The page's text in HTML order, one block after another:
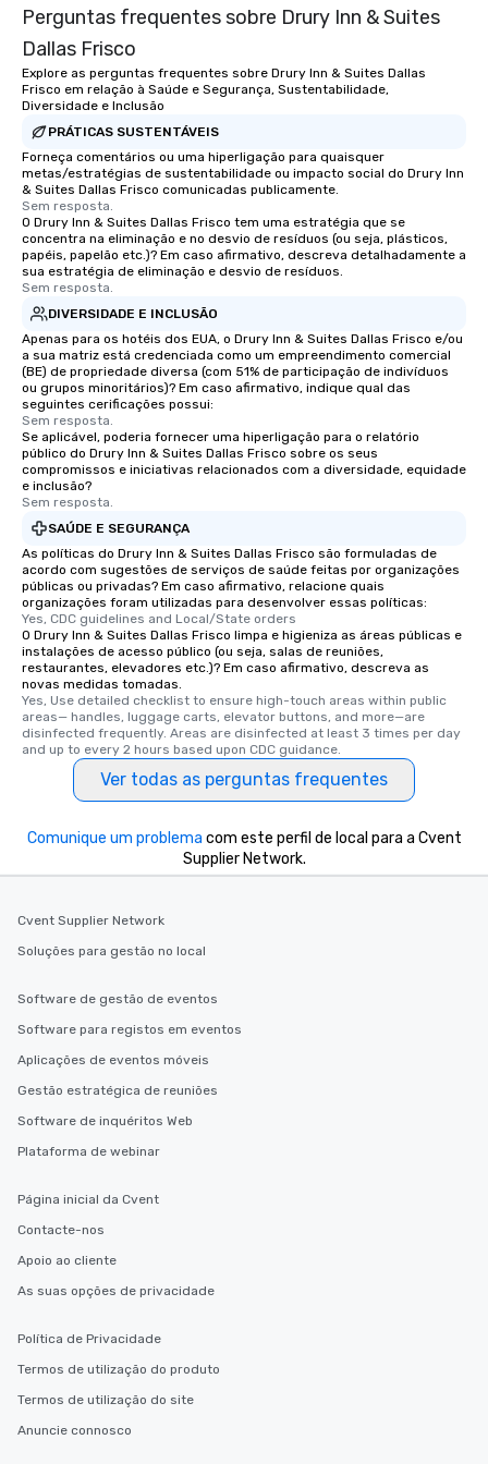
Perguntas frequentes sobre Drury Inn & Suites
Dallas Frisco
Explore as perguntas frequentes sobre Drury Inn & Suites Dallas
Frisco em relação à Saúde e Segurança, Sustentabilidade,
Diversidade e Inclusão
PRÁTICAS SUSTENTÁVEIS
Forneça comentários ou uma hiperligação para quaisquer
metas/estratégias de sustentabilidade ou impacto social do Drury Inn
& Suites Dallas Frisco comunicadas publicamente.
Sem resposta.
O Drury Inn & Suites Dallas Frisco tem uma estratégia que se
concentra na eliminação e no desvio de resíduos (ou seja, plásticos,
papéis, papelão etc.)? Em caso afirmativo, descreva detalhadamente a
sua estratégia de eliminação e desvio de resíduos.
Sem resposta.
DIVERSIDADE E INCLUSÃO
Apenas para os hotéis dos EUA, o Drury Inn & Suites Dallas Frisco e/ou
a sua matriz está credenciada como um empreendimento comercial
(BE) de propriedade diversa (com 51% de participação de indivíduos
ou grupos minoritários)? Em caso afirmativo, indique qual das
seguintes cerificações possui:
Sem resposta.
Se aplicável, poderia fornecer uma hiperligação para o relatório
público do Drury Inn & Suites Dallas Frisco sobre os seus
compromissos e iniciativas relacionados com a diversidade, equidade
e inclusão?
Sem resposta.
SAÚDE E SEGURANÇA
As políticas do Drury Inn & Suites Dallas Frisco são formuladas de
acordo com sugestões de serviços de saúde feitas por organizações
públicas ou privadas? Em caso afirmativo, relacione quais
organizações foram utilizadas para desenvolver essas políticas:
Yes, CDC guidelines and Local/State orders
O Drury Inn & Suites Dallas Frisco limpa e higieniza as áreas públicas e
instalações de acesso público (ou seja, salas de reuniões,
restaurantes, elevadores etc.)? Em caso afirmativo, descreva as
novas medidas tomadas.
Yes, Use detailed checklist to ensure high-touch areas within public
areas— handles, luggage carts, elevator buttons, and more—are
disinfected frequently. Areas are disinfected at least 3 times per day
and up to every 2 hours based upon CDC guidance.
Ver todas as perguntas frequentes
Comunique um problema com este perfil de local para a Cvent
Supplier Network.
Cvent Supplier Network
Soluções para gestão no local
Software de gestão de eventos
Software para registos em eventos
Aplicações de eventos móveis
Gestão estratégica de reuniões
Software de inquéritos Web
Plataforma de webinar
Página inicial da Cvent
Contacte-nos
Apoio ao cliente
As suas opções de privacidade
Política de Privacidade
Termos de utilização do produto
Termos de utilização do site
Anuncie connosco